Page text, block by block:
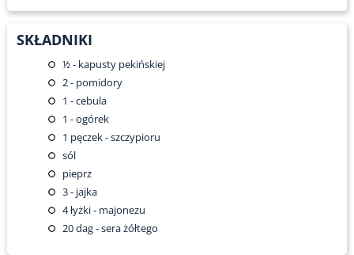
SKŁADNIKI
½- kapusty pekińskiej
2- pomidory
1 - cebula
1 - ogórek
1 pęczek - szczypioru
sól
pieprz
3- jajka
4łyżki - majonezu
20dag - sera żółtego